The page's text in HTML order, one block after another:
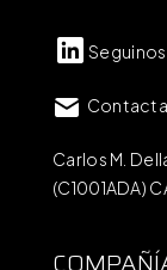
Seguinos
Carlos M.
(C1001ADA)